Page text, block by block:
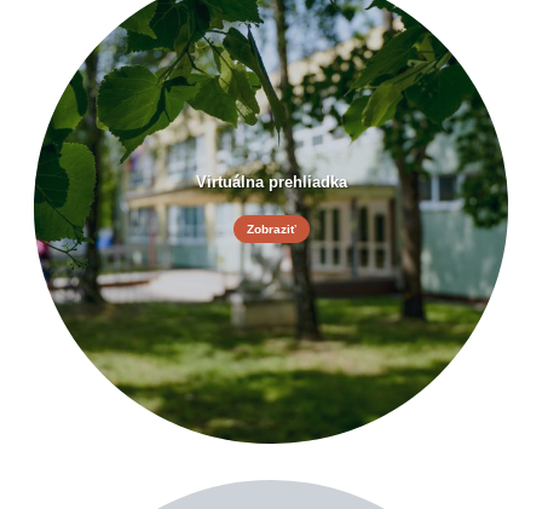
Virtuálna prehliadka
Zobraziť